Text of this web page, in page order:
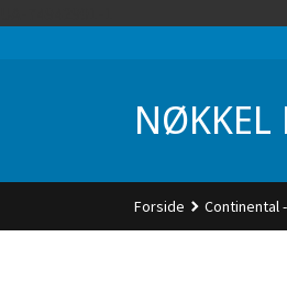
NØKKEL
Forside Continental